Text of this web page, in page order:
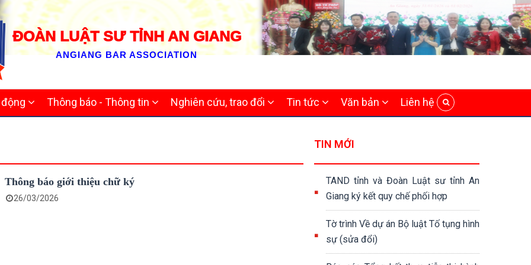
ĐOÀN LUẬT SƯ TỈNH AN GIANG
ANGIANG BAR ASSOCIATION
Thông báo - Thông tin Nghiên cứu, trao đổi Tin tức Văn bản Liên hệ
Thông báo giới thiệu chữ ký
26/03/2026
TIN MỚI
TAND tỉnh và Đoàn Luật sư tỉnh An
Giang ký kết quy chế phối hợp
Tờ trình Về dự án Bộ luật Tố tụng hình
sự (sửa đổi)